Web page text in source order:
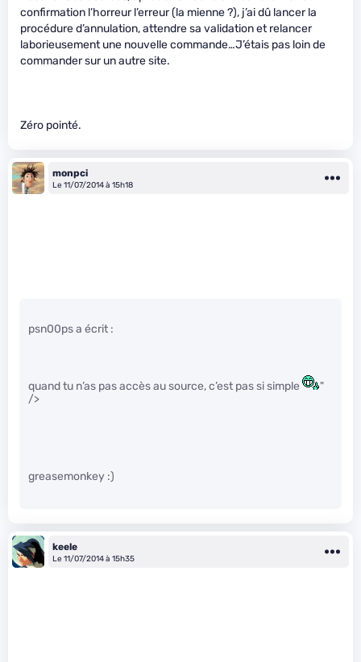
confirmation l’horreur l’erreur (la mienne ?), j’ai dû lancer la
procédure d’annulation, attendre sa validation et relancer
laborieusement une nouvelle commande…J’étais pas loin de
commander sur un autre site.
Zéro pointé.
monpci
Le 11/07/2014 à 15h18
psn00ps a écrit :
quand tu n’as pas accès au source, c’est pas si simple
"
/>
greasemonkey :)
keele
Le 11/07/2014 à 15h35